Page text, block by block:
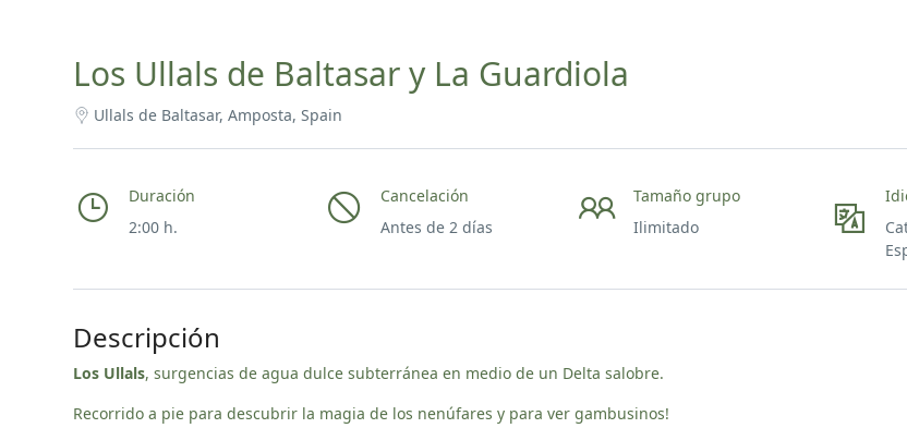
Los Ullals de Baltasar y La Guardiola
Ullals de Baltasar, Amposta, Spain
Duración
2:00 h.
Cancelación
Antes de 2 días
Tamaño grupo
Ilimitado
Descripción
Los Ullals, surgencias de agua dulce subterránea en medio de un Delta salobre.
Recorrido a pie para descubrir la magia de los nenúfares y para ver gambusinos!